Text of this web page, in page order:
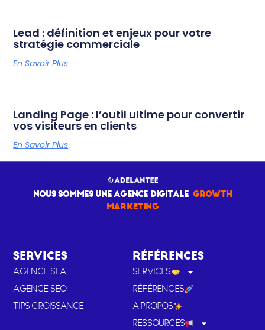
Lead : définition et enjeux pour votre
stratégie commerciale
En Savoir Plus
Landing Page : l’outil ultime pour convertir
vos visiteurs en clients
En Savoir Plus
NOUS SOMMES UNE AGENCE DIGITALE GROWTH
MARKETING
SERVICES
AGENCE SEA
AGENCE SEO
TIPS CROISSANCE
RÉFÉRENCES
SERVICES
RÉFÉRENCES
A PROPOS
RESSOURCES